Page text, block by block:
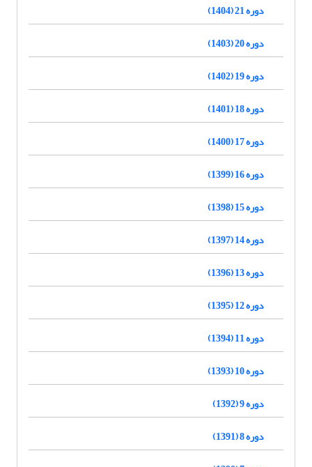
دوره 21 (1404)
دوره 20 (1403)
دوره 19 (1402)
دوره 18 (1401)
دوره 17 (1400)
دوره 16 (1399)
دوره 15 (1398)
دوره 14 (1397)
دوره 13 (1396)
دوره 12 (1395)
دوره 11 (1394)
دوره 10 (1393)
دوره 9 (1392)
دوره 8 (1391)